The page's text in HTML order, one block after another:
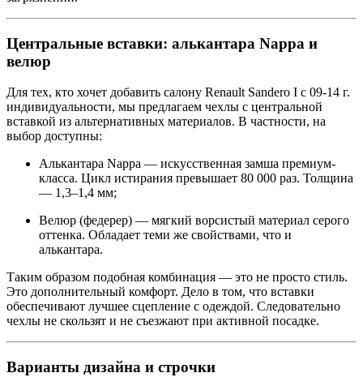
Центральные вставки: алькантара Nappa и
велюр
Для тех, кто хочет добавить салону Renault Sandero I с 09-14 г.
индивидуальности, мы предлагаем чехлы с центральной
вставкой из альтернативных материалов. В частности, на
выбор доступны:
Алькантара Nappa — искусственная замша премиум-
класса. Цикл истирания превышает 80 000 раз. Толщина
— 1,3–1,4 мм;
Велюр (федерер) — мягкий ворсистый материал серого
оттенка. Обладает теми же свойствами, что и
алькантара.
Таким образом подобная комбинация — это не просто стиль.
Это дополнительный комфорт. Дело в том, что вставки
обеспечивают лучшее сцепление с одеждой. Следовательно
чехлы не скользят и не съезжают при активной посадке.
Варианты дизайна и строчки